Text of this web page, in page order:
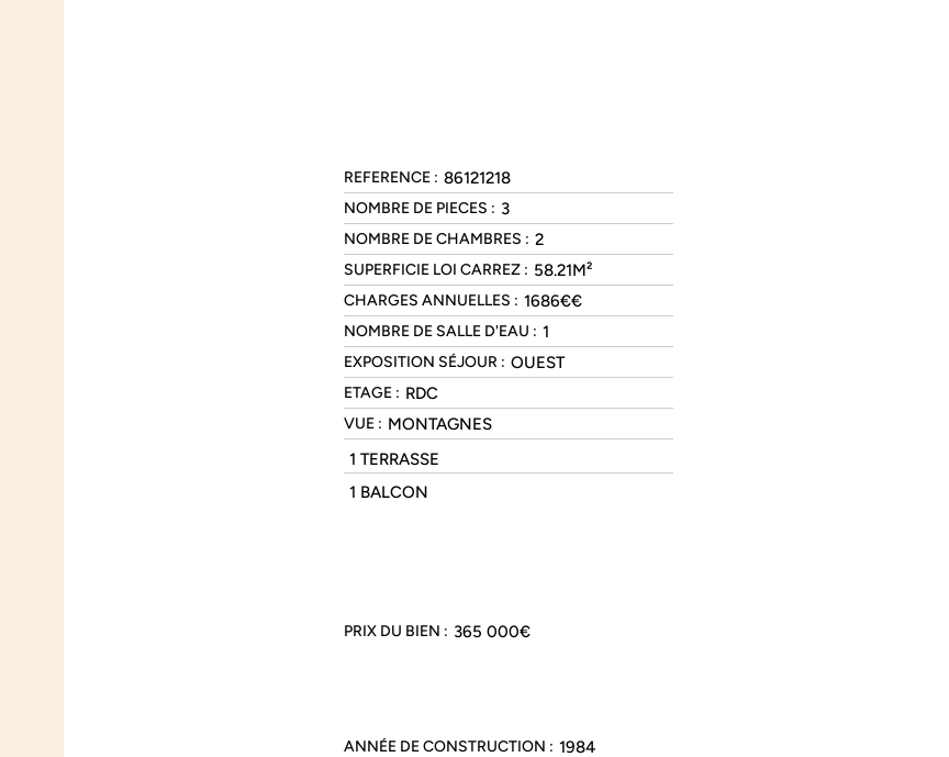
REFERENCE : 86121218
NOMBRE DE PIECES : 3
NOMBRE DE CHAMBRES : 2
SUPERFICIE LOI CARREZ : 58.21M²
CHARGES ANNUELLES : 1686€€
NOMBRE DE SALLE D'EAU : 1
EXPOSITION SÉJOUR : OUEST
ETAGE : RDC
VUE : MONTAGNES
1 TERRASSE
1 BALCON
PRIX DU BIEN : 365 000€
ANNÉE DE CONSTRUCTION : 1984